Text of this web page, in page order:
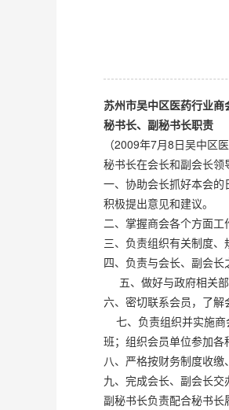
苏州市吴中区医药行业商
秘书长、副秘书长职责
（2009年7月8日吴中区
秘书长在会长和副会长领
一、协助会长抓好本会
积极提出意见和建议。
二、掌握商会各个方面工
三、负责组织有关制度、
四、负责与会长、副会长
五、做好与政府相关部
六、密切联系会员，了解
七、负责组织并实施商
班；组织会员单位参加各
八、严格按财务制度收缴
九、完成会长、副会长交
副秘书长负责配合秘书长